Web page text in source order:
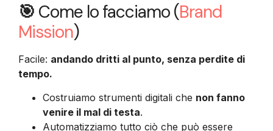
🎯 Come lo facciamo (Brand
Mission)
Facile: andando dritti al punto, senza perdite di
tempo.
Costruiamo strumenti digitali che non fanno
venire il mal di testa.
Automatizziamo tutto ciò che può essere